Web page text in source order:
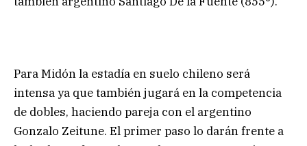
Para Midón la estadía en suelo chileno será
intensa ya que también jugará en la competencia
de dobles, haciendo pareja con el argentino
Gonzalo Zeitune. El primer paso lo darán frente a